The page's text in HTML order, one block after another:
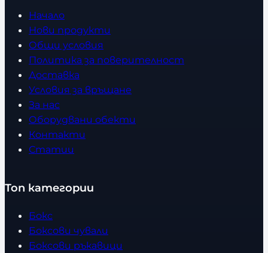
Начало
Нови продукти
Общи условия
Политика за поверителност
Доставка
Условия за връщане
За нас
Оборудвани обекти
Контакти
Статии
Топ категории
Бокс
Боксови чували
Боксови ръкавици